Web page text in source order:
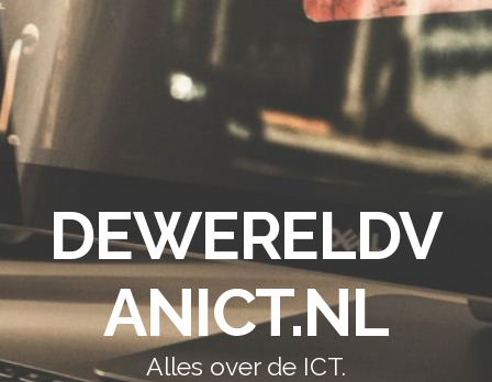
DEWERELDV
ANICT.NL
Alles over de ICT.